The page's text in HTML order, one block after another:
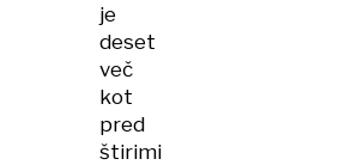
je
deset
več
kot
pred
štirimi